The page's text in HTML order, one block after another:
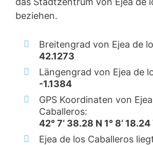
beziehen.
Breitengrad von Ejea de
42.1273
Längengrad von Ejea de
-1.1384
GPS Koordinaten von
Caballeros:
42° 7‘ 38.28 N 1° 8‘
Ejea de los Caballeros